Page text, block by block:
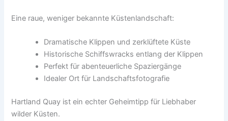
Eine raue, weniger bekannte Küstenlandschaft:
Dramatische Klippen und zerklüftete Küste
Historische Schiffswracks entlang der Klippen
Perfekt für abenteuerliche Spaziergänge
Idealer Ort für Landschaftsfotografie
Hartland Quay ist ein echter Geheimtipp für Liebhaber
wilder Küsten.